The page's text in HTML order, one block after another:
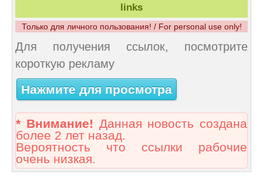
links
Только для личного пользования! / For personal use only!
Для получения ссылок, посмотрите
короткую рекламу
Нажмите для просмотра
* Внимание! Данная новость создана
более 2 лет назад.
Вероятность что ссылки рабочие
очень низкая.